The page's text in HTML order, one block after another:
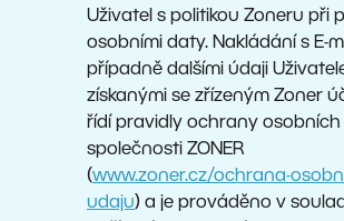
Uživatel s politikou Zoneru při
osobními daty. Nakládání s E-
případně dalšími údaji
získanými se zřízeným Zoner
řídí pravidly ochrany osobních
společnosti ZONER
(www.zoner.cz/ochrana-
udaju) a je prováděno v